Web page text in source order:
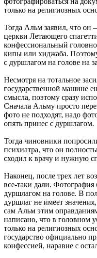
только на религиозных
Тогда Альм заявил, что он
церкви Летающего
конфессиональный
кипы или хиджаба.
с дуршлагом на голове на
Несмотря на тотальное
государственной машине
смысла, поэтому сразу
Сначала Альму просто
фото не подходят, надо
опять принес с дуршлагом.
Тогда чиновники
психиатра, что он
сходил к врачу и нужную
Наконец, после трех лет
все-таки дали. Фотография
дуршлагом на голове. В
дуршлаг не имеет
сам Альм этим
написано, что в головном
только на религиозных
государство официально
конфессией, наравне с